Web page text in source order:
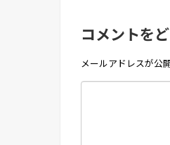
コメントを
メールアドレスが公